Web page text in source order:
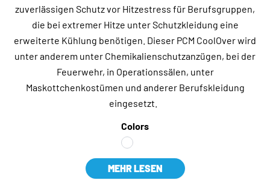
zuverlässigen Schutz vor Hitzestress für Berufsgruppen,
die bei extremer Hitze unter Schutzkleidung eine
erweiterte Kühlung benötigen. Dieser PCM CoolOver wird
unter anderem unter Chemikalienschutzanzügen, bei der
Feuerwehr, in Operationssälen, unter
Maskottchenkostümen und anderer Berufskleidung
eingesetzt.
Colors
MEHR LESEN